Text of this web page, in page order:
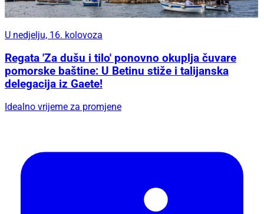
U nedjelju, 16. kolovoza
Regata 'Za dušu i tilo' ponovno okuplja čuvare
pomorske baštine: U Betinu stiže i talijanska
delegacija iz Gaete!
Idealno vrijeme za promjene